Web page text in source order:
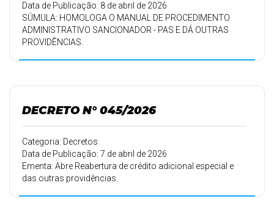
Data de Publicação: 8 de abril de 2026
SÚMULA: HOMOLOGA O MANUAL DE PROCEDIMENTO
ADMINISTRATIVO SANCIONADOR - PAS E DÁ OUTRAS
PROVIDÊNCIAS.
DECRETO N° 045/2026
Categoria: Decretos
Data de Publicação: 7 de abril de 2026
Ementa: Abre Reabertura de crédito adicional especial e
das outras providências.